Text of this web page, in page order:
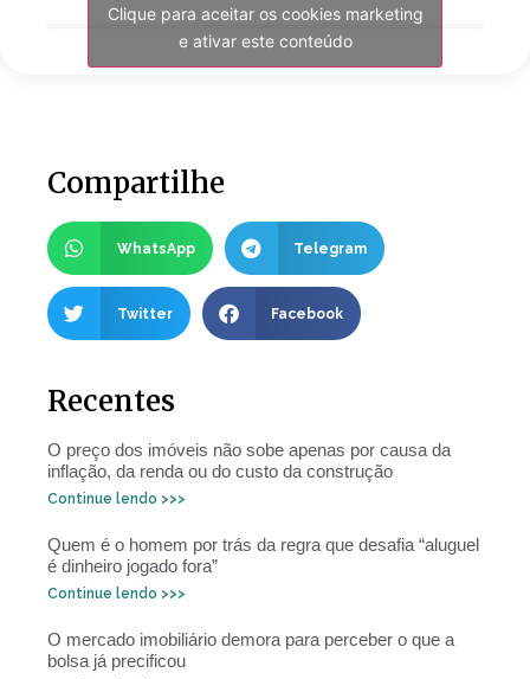
Clique para aceitar os cookies marketing
e ativar este conteúdo
Compartilhe
WhatsApp Telegram
Twitter Facebook
Recentes
O preço dos imóveis não sobe apenas por causa da
inflação, da renda ou do custo da construção
Continue lendo >>>
Quem é o homem por trás da regra que desafia “aluguel
é dinheiro jogado fora”
Continue lendo >>>
O mercado imobiliário demora para perceber o que a
bolsa já precificou